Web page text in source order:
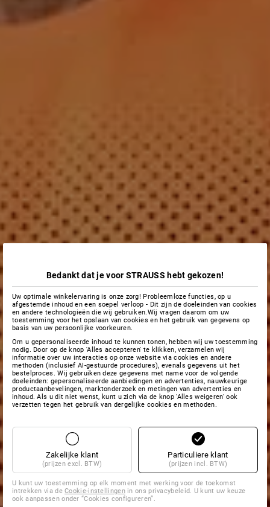
Bedankt dat je voor STRAUSS hebt gekozen!
Uw optimale winkelervaring is onze zorg! Probleemloze functies, op u
afgestemde inhoud en een soepel verloop - Dit zijn de doeleinden van cookies
en andere technologieën die wij gebruiken.Wij vragen daarom om uw
toestemming voor het opslaan van cookies en het gebruik van gegevens op
basis van uw persoonlijke voorkeuren.
Om u gepersonaliseerde inhoud te kunnen tonen, hebben wij uw toestemming
nodig. Door op de knop 'Alles accepteren' te klikken, verzamelen wij
informatie over uw interacties op onze website via cookies en andere
methoden (inclusief AI-gestuurde procedures), evenals gegevens uit het
bestelproces. Wij gebruiken deze gegevens met name voor de volgende
doeleinden: gepersonaliseerde aanbiedingen en advertenties, nauwkeurige
productaanbevelingen, marktonderzoek en metingen van advertenties en
inhoud. Als u dit niet wenst, kunt u zich via de knop 'Alles weigeren' ook
verzetten tegen het gebruik van dergelijke cookies en methoden.
Zakelijke klant
(prijzen excl. BTW)
Particuliere klant
(prijzen incl. BTW)
U kunt uw toestemming op elk moment met werking voor de toekomst
intrekken via deCookie-instellingenin ons privacybeleid. U kunt uw keuze
ook aanpassen onder “Cookies configureren”.